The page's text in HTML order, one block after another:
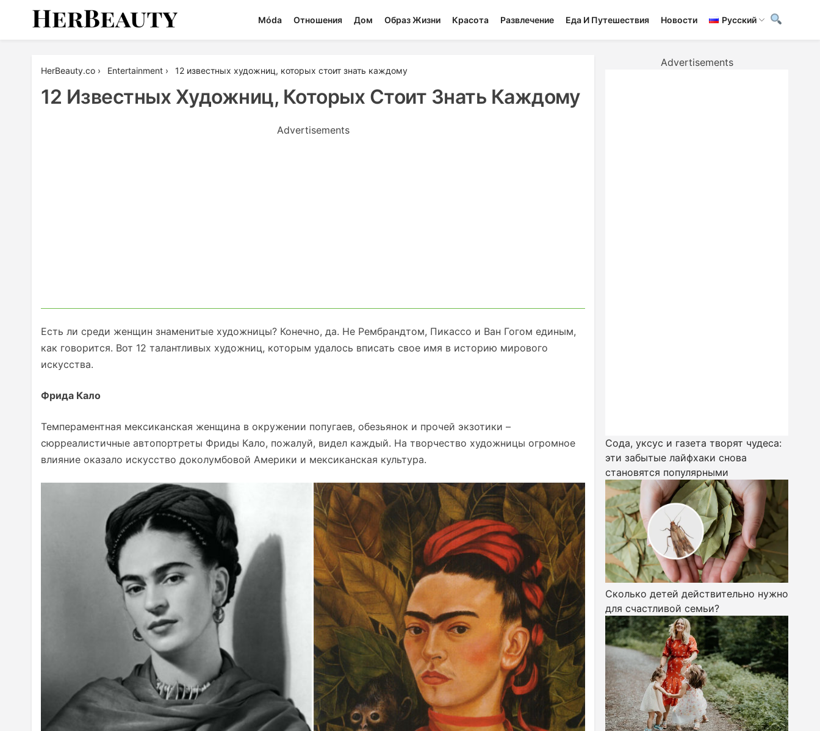
Móda Отношения Дом Образ Жизни Красота Развлечение Еда И Путешествия Новости Русский
HerBeauty.co › Entertainment › 12 известных художниц, которых стоит знать каждому
12 Известных Художниц, Которых Стоит Знать Каждому
Advertisements
Есть ли среди женщин знаменитые художницы? Конечно, да. Не Рембрандтом, Пикассо и Ван Гогом единым,
как говорится. Вот 12 талантливых художниц, которым удалось вписать свое имя в историю мирового
искусства.
Фрида Кало
Темпераментная мексиканская женщина в окружении попугаев, обезьянок и прочей экзотики –
сюрреалистичные автопортреты Фриды Кало, пожалуй, видел каждый. На творчество художницы огромное
влияние оказало искусство доколумбовой Америки и мексиканская культура.
Advertisements
Сода, уксус и газета творят чудеса:
эти забытые лайфхаки снова
становятся популярными
Сколько детей действительно нужно
для счастливой семьи?